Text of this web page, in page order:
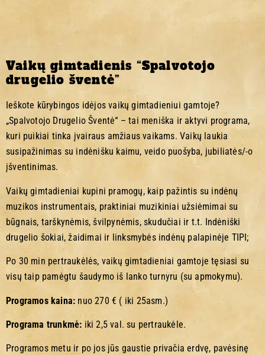
Vaikų gimtadienis “Spalvotojo
drugelio šventė”
Ieškote kūrybingos idėjos vaikų gimtadieniui gamtoje?
„Spalvotojo Drugelio Šventė“ – tai meniška ir aktyvi programa,
kuri puikiai tinka įvairaus amžiaus vaikams. Vaikų laukia
susipažinimas su indėnišku kaimu, veido puošyba, jubiliatės/-o
įšventinimas.
Vaikų gimtadieniai kupini pramogų, kaip pažintis su indėnų
muzikos instrumentais, praktiniai muzikiniai užsiėmimai su
būgnais, tarškynėmis, švilpynėmis, skudučiai ir t.t. Indėniški
drugelio šokiai, žaidimai ir linksmybės indėnų palapinėje TIPI;
Po 30 min pertraukėlės, vaikų gimtadieniai gamtoje tęsiasi su
visų taip pamėgtu šaudymo iš lanko turnyru (su apmokymu).
Programos kaina: nuo 270 € ( iki 25asm.)
Programa trunkmė: iki 2,5 val. su pertraukėle.
Programos metu ir po jos jūs gaustie privačia erdvę, pavėsinę